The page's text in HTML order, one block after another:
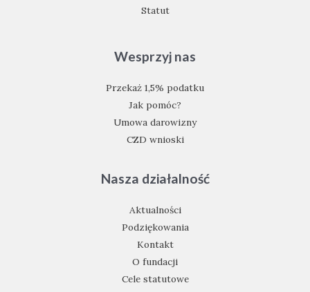
Statut
Wesprzyj nas
Przekaż 1,5% podatku
Jak pomóc?
Umowa darowizny
CZD wnioski
Nasza działalność
Aktualności
Podziękowania
Kontakt
O fundacji
Cele statutowe